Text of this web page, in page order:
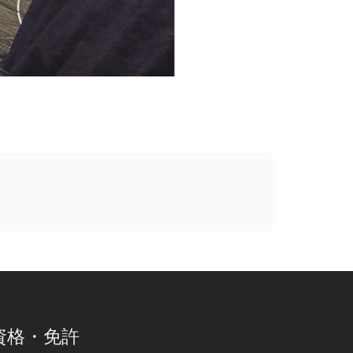
格・免許